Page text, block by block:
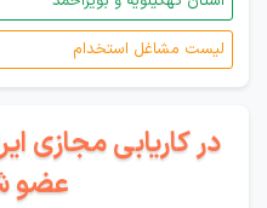
لیست مشاغل استخدام
در کاریابی مجازی
عضو